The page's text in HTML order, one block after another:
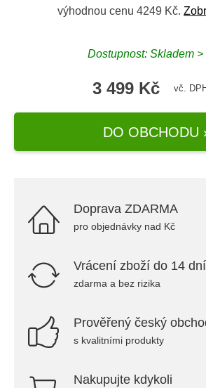
výhodnou cenu 4249 Kč.
Dostupnost: Skladem >
3 499 Kč vč. DPH
DO OBCHODU
Doprava ZDARMA
pro objednávky nad Kč
Vrácení zboží do 14 dní
zdarma a bez rizika
Prověřený český
s kvalitními produkty
Nakupujte kdykoli